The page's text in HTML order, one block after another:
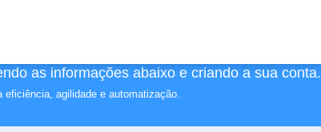
as informações abaixo e criando a sua conta.
agilidade e automatização.